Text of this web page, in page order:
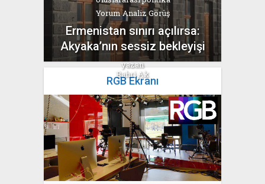
Yorum Analiz Görüş
Ermenistan sınırı açılırsa:
Akyaka’nın sessiz bekleyişi
yazan
Bahri Ak
RGB Ekranı